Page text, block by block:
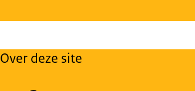
Over deze site